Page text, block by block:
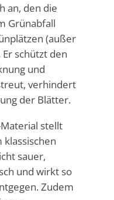
an, den die
Grünabfall
(außer
Er schützt den
und
verhindert
der Blätter.
stellt
sauer,
und wirkt so
Zudem